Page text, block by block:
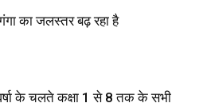
गंगा का जलस्तर बढ़ रहा है
के चलते कक्षा 1 से 8 तक के सभी